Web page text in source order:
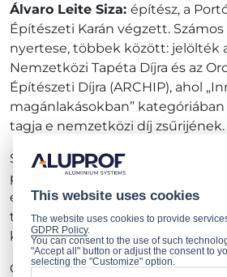
Álvaro Leite Siza: építész, a
Építészeti Karán végzett.
nyertese, többek között: jelölték
Nemzetközi Tapéta Díjra és az
Építészeti Díjra (ARCHIP), ahol
magánlakásokban” kategóriában
tagja e nemzetközi díj zsűrijének.
Számos médiameghívást kap,
publikációban közreműködik a
építészeti folyóiratokban,
televíziós filmekben, és
konferencia előadója.
Olyan projekteket fejlesztett ki,
This website uses cookies
The website uses cookies to provide
GDPR Policy.
You can consent to the use of such
"Accept all" button or adjust the consent to
selecting the "Customize" option.